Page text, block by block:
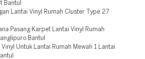
Bantul
Lantai Vinyl Rumah Cluster Type 27
Pasang Karpet Lantai Vinyl Rumah
Bantul
Untuk Lantai Rumah Mewah 1 Lantai